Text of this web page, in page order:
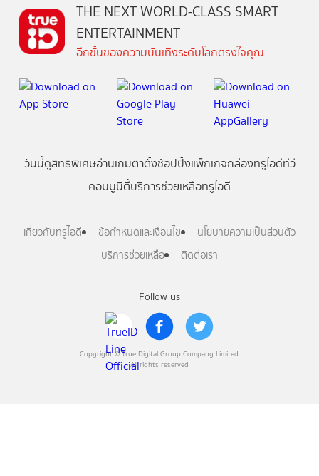
Follow us
Copyright © True Digital Group Company Limited.
All rights reserved
THE NEXT WORLD-CLASS SMART
ENTERTAINMENT
อีกขั้นของความบันเทิงระดับโลกตรงใจคุณ
วันนี้ดูสิทธิพิเศษอ่านเกมตาตั้งช้อปปิ้งแพ็กเกจกล่องทรูไอดีทีวี
คอมมูนิตี้บริการช่วยเหลือทรูไอดี
เกี่ยวกับทรูไอดี ข้อกำหนดและเงื่อนไข
นโยบายความเป็นส่วนตัว
บริการช่วยเหลือ
ติดต่อเรา